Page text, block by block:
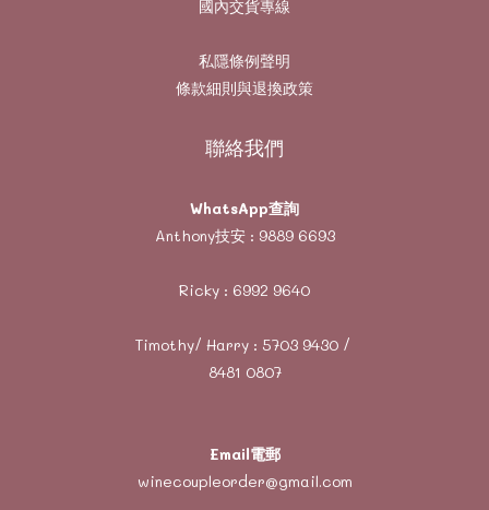
國內交貨專線
私隱條例聲明
條款細則與退換政策
聯絡我們
WhatsApp查詢
Anthony技安 : 9889 6693
Ricky : 6992 9640
Timothy/ Harry : 5703 9430/
8481 0807
Email電郵
winecoupleorder@gmail.com